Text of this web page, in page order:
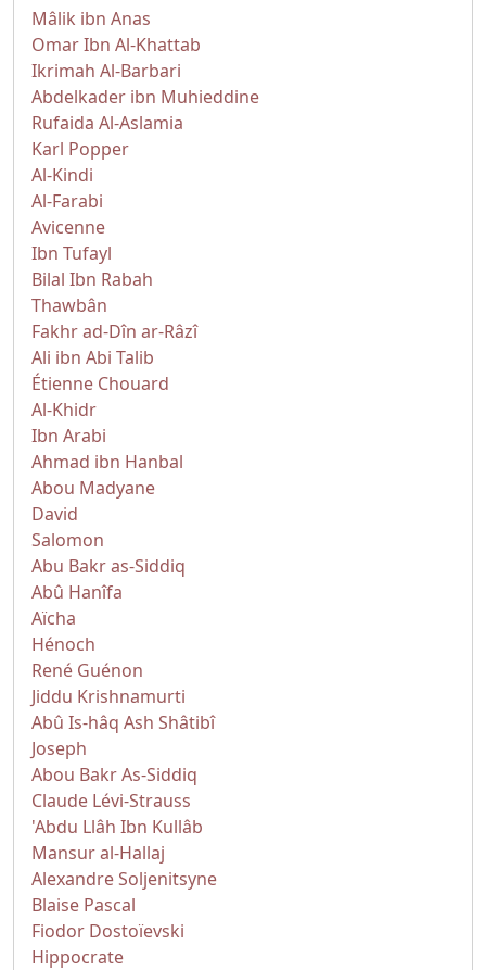
Mâlik ibn Anas
Omar Ibn Al-Khattab
Ikrimah Al-Barbari
Abdelkader ibn Muhieddine
Rufaida Al-Aslamia
Karl Popper
Al-Kindi
Al-Farabi
Avicenne
Ibn Tufayl
Bilal Ibn Rabah
Thawbân
Fakhr ad-Dîn ar-Râzî
Ali ibn Abi Talib
Étienne Chouard
Al-Khidr
Ibn Arabi
Ahmad ibn Hanbal
Abou Madyane
David
Salomon
Abu Bakr as-Siddiq
Abû Hanîfa
Aïcha
Hénoch
René Guénon
Jiddu Krishnamurti
Abû Is-hâq Ash Shâtibî
Joseph
Abou Bakr As-Siddiq
Claude Lévi-Strauss
'Abdu Llâh Ibn Kullâb
Mansur al-Hallaj
Alexandre Soljenitsyne
Blaise Pascal
Fiodor Dostoïevski
Hippocrate